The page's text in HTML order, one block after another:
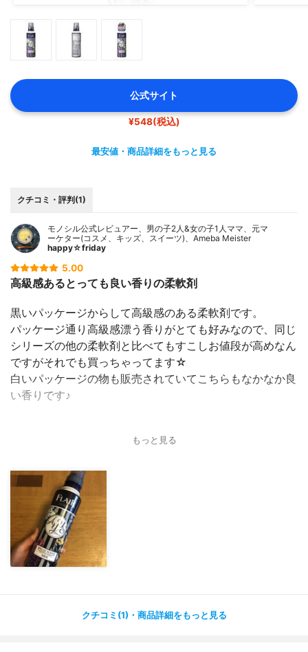
公式サイト
¥548(税込)
最安値・商品詳細をもっと見る
クチコミ・評判(1)
モノシル公式レビュアー、男の子2人&女の子1人ママ、元マ
ーケター(コスメ、キッズ、スイーツ)、Ameba Meister
happy☆friday
5.00
高級感あるとっても良い香りの柔軟剤
黒いパッケージからして高級感のある柔軟剤です。
パッケージ通り高級感漂う香りがとても好みなので、同じ
シリーズの他の柔軟剤と比べてもすこしお値段が高めなん
ですがそれでも買っちゃってます☆
白いパッケージの物も販売されていてこちらもなかなか良
い香りです♪
もっと見る
クチコミ(1)・商品詳細をもっと見る